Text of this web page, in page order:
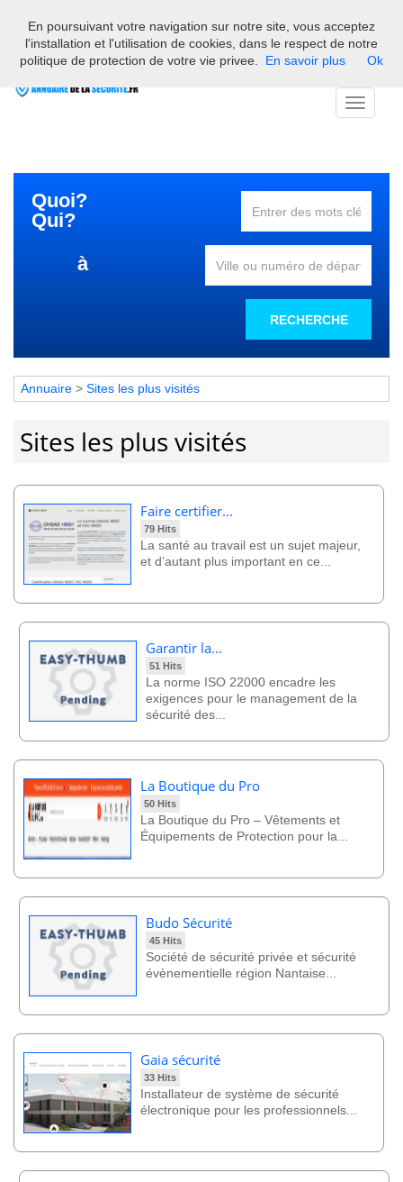
Bienvenue sur l'annuaire des professionnels français de la
sécurité
Toggle
Quoi?
Qui?
à
RECHERCHE
Annuaire > Sites les plus visités
Sites les plus visités
Faire certifier...
79 Hits
La santé au travail est un sujet majeur,
et d’autant plus important en ce...
Garantir la...
51 Hits
La norme ISO 22000 encadre les
exigences pour le management de la
sécurité des...
La Boutique du Pro
50 Hits
La Boutique du Pro – Vêtements et
Équipements de Protection pour la...
Budo Sécurité
45 Hits
Société de sécurité privée et sécurité
évènementielle région Nantaise...
Gaia sécurité
33 Hits
Installateur de système de sécurité
électronique pour les professionnels...
En poursuivant votre navigation sur notre site, vous acceptez
l'installation et l'utilisation de cookies, dans le respect de notre
politique de protection de votre vie privee.
En savoir plus Ok